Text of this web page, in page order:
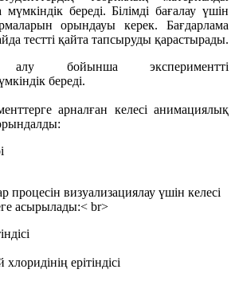
береді. Білімді бағалау үшін
орындауы керек. Бағдарлама
тестті қайта тапсыруды қарастырады.
алу бойынша экспериментті
береді.
арналған келесі анимациялық
визуализациялау үшін келесі
асырылады:< br>
ерітіндісі